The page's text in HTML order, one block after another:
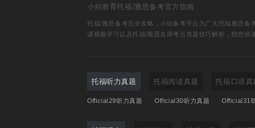
小站教育托福/雅思备考官方指南
托福/雅思备考完全攻略，小站备考平台为广大托福雅思
课视频学习以及托福/雅思名师考点答题技巧解析，助您快
托福听力真题 托福阅读真题 托福口语真
Official29听力真题 Official30听力真题 Official31